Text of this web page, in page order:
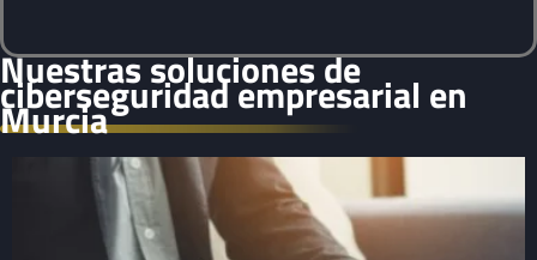
Nuestras soluciones de
ciberseguridad empresarial en
Murcia